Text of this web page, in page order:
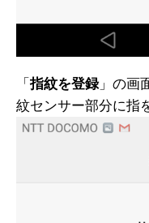
「 指紋を登録」の画
紋センサー部分に指